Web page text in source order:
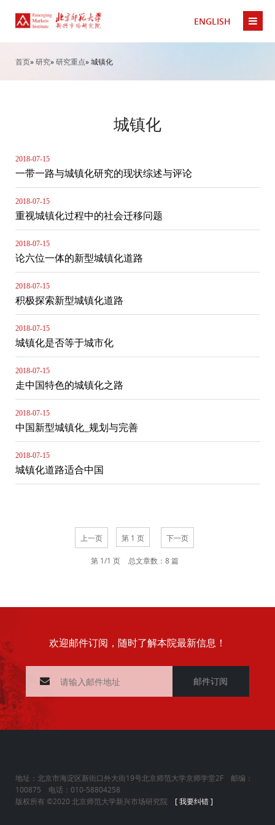
ENGLISH
首页»研究»研究重点» 城镇化
城镇化
2018-07-15
一带一路与城镇化研究的现状综述与评论
2018-07-15
重视城镇化过程中的社会迁移问题
2018-07-15
论六位一体的新型城镇化道路
2018-07-15
积极探索新型城镇化道路
2018-07-15
城镇化是否等于城市化
2018-07-15
走中国特色的城镇化之路
2018-07-15
中国新型城镇化_规划与完善
2018-07-15
城镇化道路适合中国
上一页 下一页
第 1/1 页 总文章数：8 篇
欢迎邮件订阅，随时了解本院最新信息！
邮件订阅
地址：北京市海淀区新街口外大街19号北京师范大学京师学堂2F 邮编：
100875 电话：010-58804258
版权所有 ©2020 北京师范大学新兴市场研究院 [ 我要纠错 ]